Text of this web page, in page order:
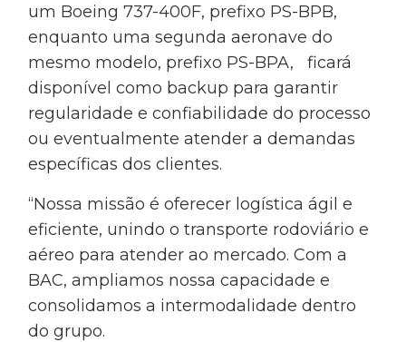
um Boeing 737-400F, prefixo PS-BPB,
enquanto uma segunda aeronave do
mesmo modelo, prefixo PS-BPA, ficará
disponível como backup para garantir
regularidade e confiabilidade do processo
ou eventualmente atender a demandas
específicas dos clientes.
“Nossa missão é oferecer logística ágil e
eficiente, unindo o transporte rodoviário e
aéreo para atender ao mercado. Com a
BAC, ampliamos nossa capacidade e
consolidamos a intermodalidade dentro
do grupo.